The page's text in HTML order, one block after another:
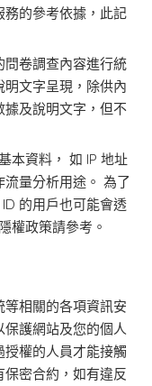
的參考依據，此記
卷調查內容進行統
文字呈現，除供內
及說明文字，但不
本資料， 如 IP 地址
量分析用途。 為了
的用戶也可能會透
權政策請參考。
相關的各項資訊安
護網站及您的個人
權的人員才能接觸
密合約，如有違反